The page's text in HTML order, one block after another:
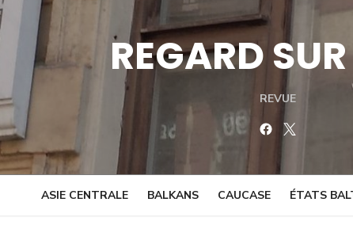
REGARD
REVUE
Facebook
ASIE CENTRALE BALKANS CAUCASE ÉTATS